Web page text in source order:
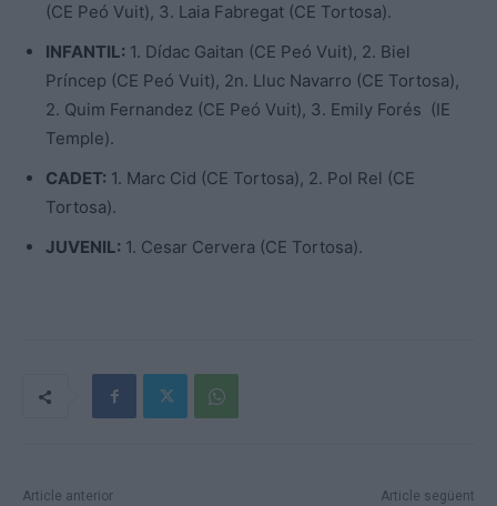
(CE Peó Vuit), 3. Laia Fabregat (CE Tortosa).
INFANTIL: 1. Dídac Gaitan (CE Peó Vuit), 2. Biel
Príncep (CE Peó Vuit), 2n. Lluc Navarro (CE Tortosa),
2. Quim Fernandez (CE Peó Vuit), 3. Emily Forés (IE
Temple).
CADET: 1. Marc Cid (CE Tortosa), 2. Pol Rel (CE
Tortosa).
JUVENIL: 1. Cesar Cervera (CE Tortosa).
Article anterior Article següent